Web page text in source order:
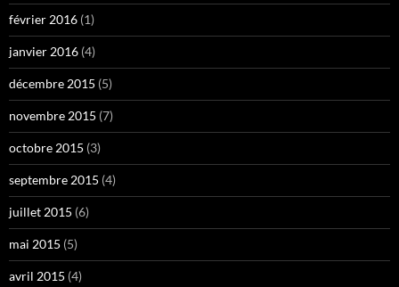
février 2016 (1)
janvier 2016 (4)
décembre 2015 (5)
novembre 2015 (7)
octobre 2015 (3)
septembre 2015 (4)
juillet 2015 (6)
mai 2015 (5)
avril 2015 (4)